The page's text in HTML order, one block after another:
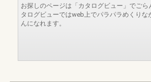
お探しのページは「カタログビュー」でごら
タログビューではweb上でパラパラめくりな
んになれます。